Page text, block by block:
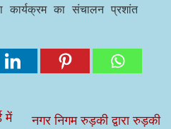
कार्यक्रम का संचालन प्रशांत
में
नगर निगम रुड़की द्वारा रुड़की